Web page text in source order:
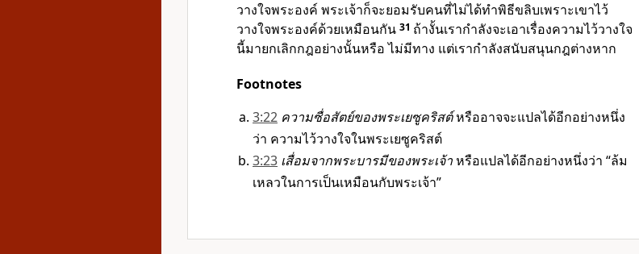
วางใจพระองค์ พระเจ้าก็จะยอมรับคนที่ไม่ได้ทำพิธีขลิบเพราะเขาไว้
วางใจพระองค์ด้วยเหมือนกัน 31 ถ้างั้นเรากำลังจะเอาเรื่องความไว้วางใจ
นี้มายกเลิกกฎอย่างนั้นหรือ ไม่มีทาง แต่เรากำลังสนับสนุนกฎต่างหาก
Footnotes
3:22 ความซื่อสัตย์ของพระเยซูคริสต์หรืออาจจะแปลได้อีกอย่างหนึ่ง
ว่า ความไว้วางใจในพระเยซูคริสต์
3:23 เสื่อมจากพระบารมีของพระเจ้าหรือแปลได้อีกอย่างหนึ่งว่า “ล้ม
เหลวในการเป็นเหมือนกับพระเจ้า”